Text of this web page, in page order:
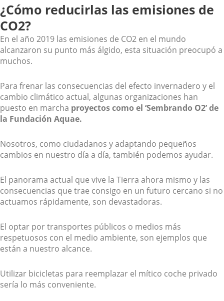
¿Cómo reducirlas las emisiones de
CO2?
En el año 2019 las emisiones de CO2 en el mundo
alcanzaron su punto más álgido, esta situación preocupó a
muchos.
Para frenar las consecuencias del efecto invernadero y el
cambio climático actual, algunas organizaciones han
puesto en marcha proyectos como el ‘Sembrando O2’ de
la Fundación Aquae.
Nosotros, como ciudadanos y adaptando pequeños
cambios en nuestro día a día, también podemos ayudar.
El panorama actual que vive la Tierra ahora mismo y las
consecuencias que trae consigo en un futuro cercano si no
actuamos rápidamente, son devastadoras.
El optar por transportes públicos o medios más
respetuosos con el medio ambiente, son ejemplos que
están a nuestro alcance.
Utilizar bicicletas para reemplazar el mítico coche privado
sería lo más conveniente.